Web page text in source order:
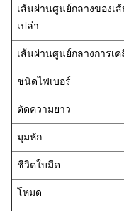
เส้นผ่านศูนย์กลางของเ
เปล่า
เส้นผ่านศูนย์กลางการเ
ชนิดไฟเบอร์
ตัดความยาว
มุมหัก
ชีวิตใบมีด
โหมด